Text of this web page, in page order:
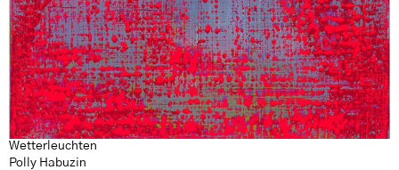
Wetterleuchten
Polly Habuzin